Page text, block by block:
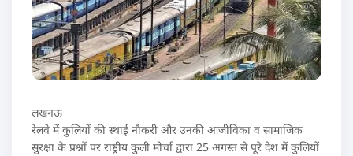
लखनऊ
रेलवे में कुलियों की स्थाई नौकरी और उनकी आजीविका व सामाजिक
सुरक्षा के प्रश्नों पर राष्ट्रीय कुली मोर्चा द्वारा 25 अगस्त से पूरे देश में कुलियों